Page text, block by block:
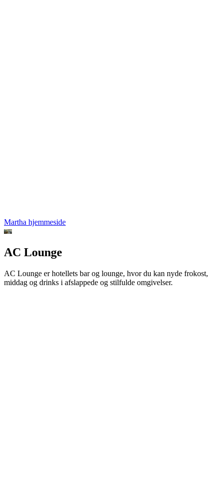
Martha hjemmeside
AC Lounge
AC Lounge er hotellets bar og lounge, hvor du kan nyde frokost,
middag og drinks i afslappede og stilfulde omgivelser.